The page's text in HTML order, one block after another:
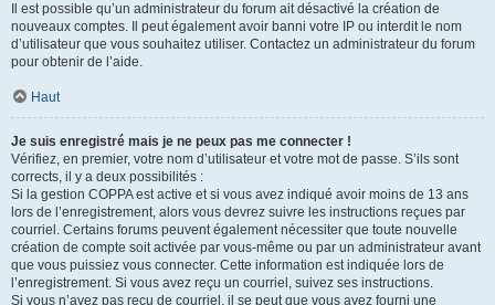
Il est possible qu’un administrateur du forum ait désactivé la création de
nouveaux comptes. Il peut également avoir banni votre IP ou interdit le nom
d’utilisateur que vous souhaitez utiliser. Contactez un administrateur du forum
pour obtenir de l’aide.
Haut
Je suis enregistré mais je ne peux pas me connecter !
Vérifiez, en premier, votre nom d’utilisateur et votre mot de passe. S’ils sont
corrects, il y a deux possibilités :
Si la gestion COPPA est active et si vous avez indiqué avoir moins de 13 ans
lors de l’enregistrement, alors vous devrez suivre les instructions reçues par
courriel. Certains forums peuvent également nécessiter que toute nouvelle
création de compte soit activée par vous-même ou par un administrateur avant
que vous puissiez vous connecter. Cette information est indiquée lors de
l’enregistrement. Si vous avez reçu un courriel, suivez ses instructions.
Si vous n’avez pas reçu de courriel, il se peut que vous ayez fourni une